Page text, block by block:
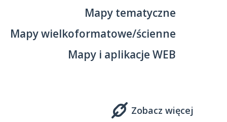
Mapy tematyczne
Mapy wielkoformatowe/ścienne
Mapy i aplikacje WEB
Zobacz więcej